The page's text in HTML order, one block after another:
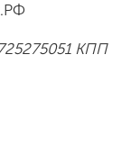
КПП